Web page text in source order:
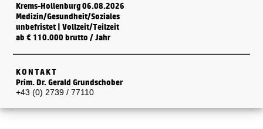
Krems-Hollenburg 06.08.2026
Medizin/Gesundheit/Soziales
unbefristet | Vollzeit/Teilzeit
ab € 110.000 brutto / Jahr
KONTAKT
Prim. Dr. Gerald Grundschober
+43 (0) 2739 / 77110